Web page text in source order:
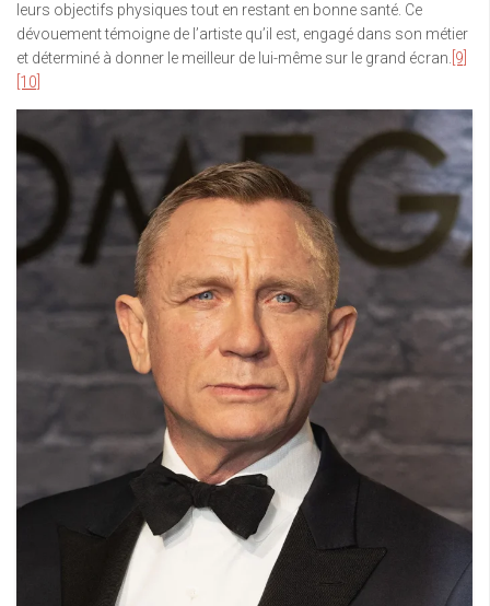
leurs objectifs physiques tout en restant en bonne santé. Ce
dévouement témoigne de l’artiste qu’il est, engagé dans son métier
et déterminé à donner le meilleur de lui-même sur le grand écran. [9]
[10]